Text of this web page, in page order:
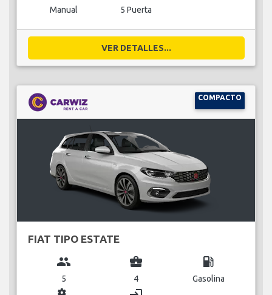
Manual 5 Puerta
VER DETALLES...
COMPACTO
FIAT TIPO ESTATE
group
5
business_center
4
local_gas_station
Gasolina